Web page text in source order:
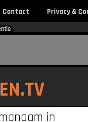
Contact Privacy &